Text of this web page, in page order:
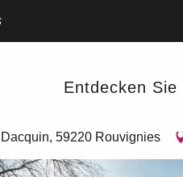
Entdecken Sie
Hotel by Best Western Rouvignies
by Best
59220 Rouvignies